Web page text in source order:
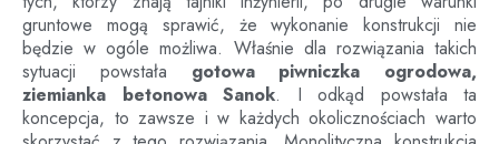
gruntowe mogą sprawić, że wykonanie konstrukcji nie
będzie w ogóle możliwa. Właśnie dla rozwiązania takich
sytuacji powstała gotowa piwniczka ogrodowa,
ziemianka betonowa Sanok. I odkąd powstała ta
koncepcja, to zawsze i w każdych okolicznościach warto